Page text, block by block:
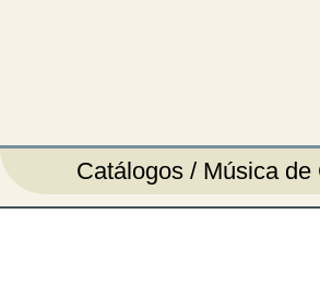
Catálogos / Música de